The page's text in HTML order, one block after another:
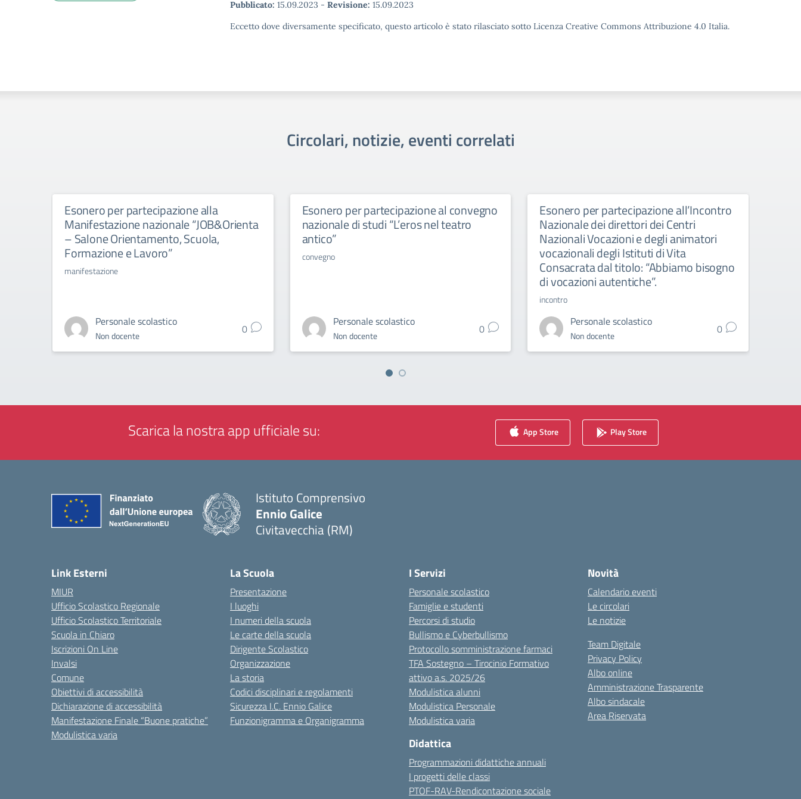
Pubblicato: 15.09.2023 - Revisione: 15.09.2023
Eccetto dove diversamente specificato, questo articolo è stato rilasciato sotto Licenza Creative Commons Attribuzione 4.0 Italia.
Circolari, notizie, eventi correlati
Esonero per partecipazione alla
Manifestazione nazionale “JOB&Orienta
– Salone Orientamento, Scuola,
Formazione e Lavoro”
manifestazione
Personale scolastico
Non docente 0
Esonero per partecipazione al convegno
nazionale di studi “L’eros nel teatro
antico”
convegno
Personale scolastico
Non docente 0
Esonero per partecipazione all’Incontro
Nazionale dei direttori dei Centri
Nazionali Vocazioni e degli animatori
vocazionali degli Istituti di Vita
Consacrata dal titolo: “Abbiamo bisogno
di vocazioni autentiche”.
incontro
Personale scolastico
Non docente 0
Scarica la nostra app ufficiale su: App Store Play Store
Istituto Comprensivo
Ennio Galice
Civitavecchia (RM)
Link Esterni
MIUR
Ufficio Scolastico Regionale
Ufficio Scolastico Territoriale
Scuola in Chiaro
Iscrizioni On Line
Invalsi
Comune
Obiettivi di accessibilità
Dichiarazione di accessibilità
Manifestazione Finale “Buone pratiche”
Modulistica varia
La Scuola
Presentazione
I luoghi
I numeri della scuola
Le carte della scuola
Dirigente Scolastico
Organizzazione
La storia
Codici disciplinari e regolamenti
Sicurezza I.C. Ennio Galice
Funzionigramma e Organigramma
I Servizi
Personale scolastico
Famiglie e studenti
Percorsi di studio
Bullismo e Cyberbullismo
Protocollo somministrazione farmaci
TFA Sostegno – Tirocinio Formativo
attivo a.s. 2025/26
Modulistica alunni
Modulistica Personale
Modulistica varia
Didattica
Programmazioni didattiche annuali
I progetti delle classi
PTOF-RAV-Rendicontazione sociale
Novità
Calendario eventi
Le circolari
Le notizie
Team Digitale
Privacy Policy
Albo online
Amministrazione Trasparente
Albo sindacale
Area Riservata